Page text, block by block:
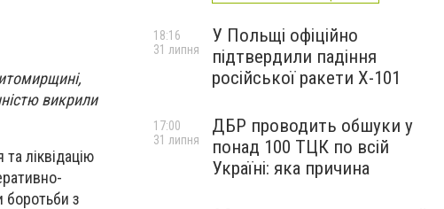
викрили
ліквідацію
боротьби з
У Польщі офіційно
підтвердили падіння
російської ракети Х-101
18:16
31 липня
ДБР проводить обшуки у
понад 100 ТЦК по всій
Україні: яка причина
17:00
31 липня